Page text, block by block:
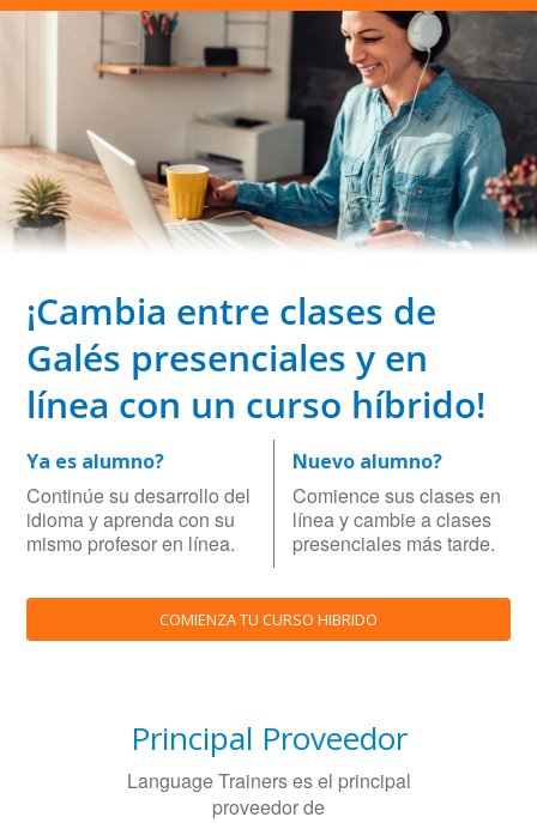
¡Cambia entre clases de
Galés presenciales y en
línea con un curso híbrido!
Ya es alumno?
Continúe su desarrollo del
idioma y aprenda con su
mismo profesor en línea.
Nuevo alumno?
Comience sus clases en
línea y cambie a clases
presenciales más tarde.
COMIENZA TU CURSO HIBRIDO
Principal Proveedor
Language Trainers es el principal
proveedor de